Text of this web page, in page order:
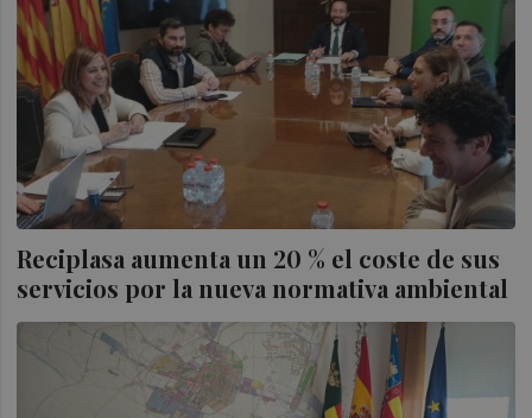
Reciplasa aumenta un 20 % el coste de sus
servicios por la nueva normativa ambiental